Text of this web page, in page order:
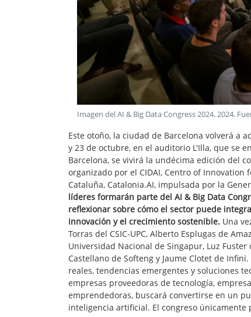
Imagen del AI & Big Data Congress 2024.2024.
Este otoño, la ciudad de Barcelona volverá a
y 23 de octubre, en el auditorio L'Illa, que se
Barcelona, se vivirá la undécima edición del
organizado por el CIDAI, Centro of
Cataluña, Catalonia.AI, impulsada por la
líderes formarán parte del AI & Big Data
reflexionar sobre cómo el sector puede
innovación y el crecimiento sostenible. Una
Torras del CSIC-UPC, Alberto Esplugas de
Universidad Nacional de Singapur, Luz
Castellano de Softeng y Jaume Clotet de
reales, tendencias emergentes y soluciones
empresas proveedoras de tecnología,
emprendedoras, buscará convertirse en un
inteligencia artificial. El congreso